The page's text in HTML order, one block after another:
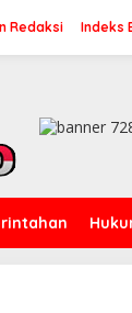
Redaksi Indeks